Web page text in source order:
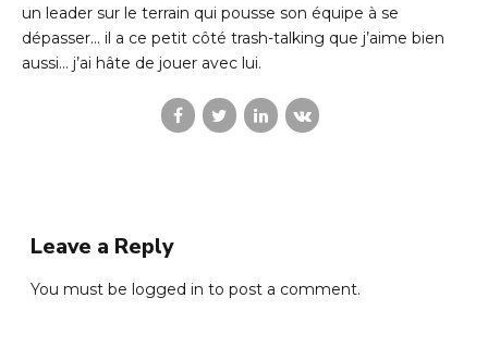
un leader sur le terrain qui pousse son équipe à se
dépasser… il a ce petit côté trash-talking que j’aime bien
aussi… j’ai hâte de jouer avec lui.
Leave a Reply
You must be logged in to post a comment.